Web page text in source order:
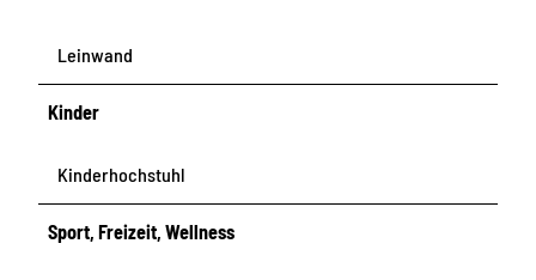
Leinwand
Kinder
Kinderhochstuhl
Sport, Freizeit, Wellness